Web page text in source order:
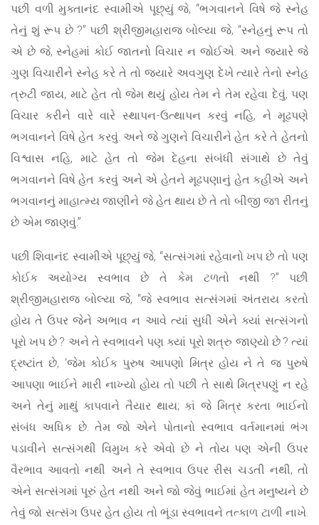
પછી વળી મુક્તાનંદ સ્વામીએ પૂછ્યું જે, “ભગવાનને વિષે જે સ્નેહ
તેનું શું રૂપ છે ?” પછી શ્રીજીમહારાજ બોલ્યા જે, “સ્નેહનું રૂપ તો
એ છે જે, સ્નેહમાં કોઈ જાતનો વિચાર ન જોઈએ. અને જ્યારે જે
ગુણ વિચારીને સ્નેહ કરે તે તો જ્યારે અવગુણ દેખે ત્યારે તેનો સ્નેહ
ત્રુટી જાય, માટે હેત તો જેમ થયું હોય તેમ ને તેમ રહેવા દેવું, પણ
વિચાર કરીને વારે વારે સ્થાપન-ઉત્થાપન કરવું નહિ, ને મૂઢપણે
ભગવાનને વિષે હેત કરવું. અને જે ગુણને વિચારીને હેત કરે તે હેતનો
વિશ્વાસ નહિ, માટે હેત તો જેમ દેહના સંબંધી સંગાથે છે તેવું
ભગવાનને વિષે હેત કરવું અને એ હેતને મૂઢપણાનું હેત કહીએ અને
ભગવાનનું માહાત્મ્ય જાણીને જે હેત થાય છે તે તો બીજી જ૧ રીતનું
છે એમ જાણવું.”
પછી શિવાનંદ સ્વામીએ પૂછ્યું જે, “સત્સંગમાં રહેવાનો ખપ છે તો પણ
કોઈક અયોગ્ય સ્વભાવ છે તે કેમ ટળતો નથી ?” પછી
શ્રીજીમહારાજ બોલ્યા જે, “જે સ્વભાવ સત્સંગમાં અંતરાય કરતો
હોય તે ઉપર જેને અભાવ ન આવે ત્યાં સુધી એને ક્યાં સત્સંગનો
પૂરો ખપ છે ? અને તે સ્વભાવને પણ ક્યાં પૂરો શત્રુ જાણ્યો છે ? ત્યાં
દ્રષ્ટાંત છે, ‘જેમ કોઈક પુરુષ આપણો મિત્ર હોય ને તે જ પુરુષે
આપણા ભાઈને મારી નાખ્યો હોય તો પછી તે સાથે મિત્રપણું ન રહે
અને તેનું માથું કાપવાને તૈયાર થાય; કાં જે મિત્ર કરતા ભાઈનો
સંબંધ અધિક છે. તેમ જો એને પોતાનો સ્વભાવ વર્તમાનમાં ભંગ
પડાવીને સત્સંગથી વિમુખ કરે એવો છે ને તોય પણ એની ઉપર
વૈરભાવ આવતો નથી અને તે સ્વભાવ ઉપર રીસ ચડતી નથી, તો
એને સત્સંગમાં પૂરું હેત નથી અને જો જેવું ભાઈમાં હેત મનુષ્યને છે
તેવું જો સત્સંગ ઉપર હેત હોય તો ભૂંડા સ્વભાવને તત્કાળ ટાળી નાખે.